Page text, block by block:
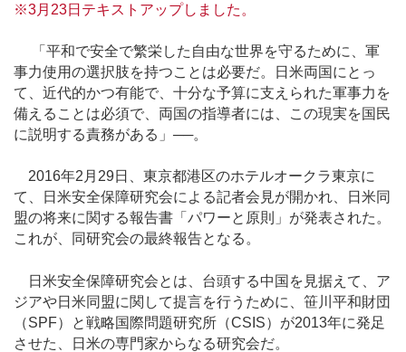
※3月23日テキストアップしました。
「平和で安全で繁栄した自由な世界を守るために、軍
事力使用の選択肢を持つことは必要だ。日米両国にとっ
て、近代的かつ有能で、十分な予算に支えられた軍事力を
備えることは必須で、両国の指導者には、この現実を国民
に説明する責務がある」──。
2016年2月29日、東京都港区のホテルオークラ東京に
て、日米安全保障研究会による記者会見が開かれ、日米同
盟の将来に関する報告書「パワーと原則」が発表された。
これが、同研究会の最終報告となる。
日米安全保障研究会とは、台頭する中国を見据えて、ア
ジアや日米同盟に関して提言を行うために、笹川平和財団
（SPF）と戦略国際問題研究所（CSIS）が2013年に発足
させた、日米の専門家からなる研究会だ。